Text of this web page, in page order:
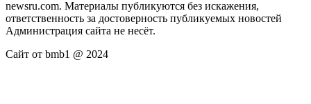
newsru.com. Материалы публикуются без искажения,
ответственность за достоверность публикуемых новостей
Администрация сайта не несёт.
Сайт от bmb1 @ 2024